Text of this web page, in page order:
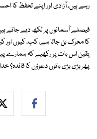
رہے ہیں، آزادی اور اپنے تحفظ کا
فیصلے آسمانوں پر لکھ دیے جاتے
کا محرک بن جاتا ہے، کب، کیوں
یقین اس بات پر رکھیے کہ ہمارے
پھر بڑی بڑی باتوں دعوؤں کا